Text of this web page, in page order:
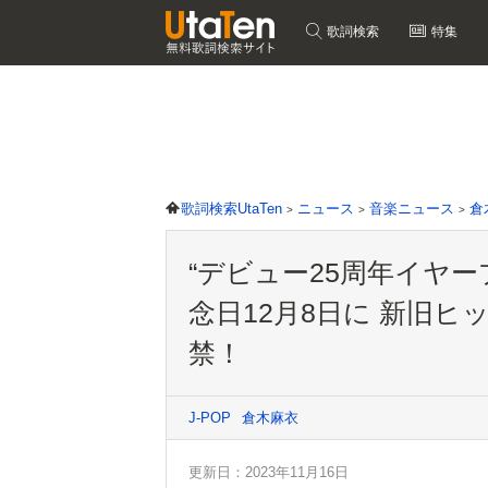
歌詞検索 特集
歌詞検索UtaTen ニュース 音楽ニュース 倉
“デビュー25周年イヤ
念日12月8日に 新旧ヒ
禁！
J-POP 倉木麻衣
更新日：2023年11月16日